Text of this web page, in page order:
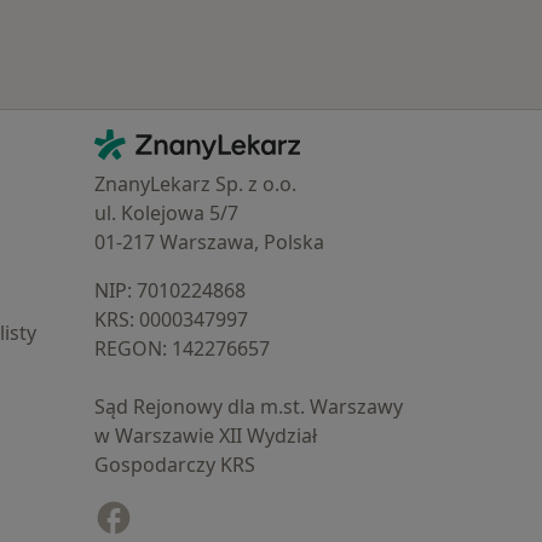
Kontakt
ZnanyLekarz - Strona główna
ZnanyLekarz Sp. z o.o.
ul. Kolejowa 5/7
01-217 Warszawa, Polska
NIP: ⁠7010224868
KRS: ⁠0000347997
REGON: ⁠142276657
Sąd Rejonowy dla m.st. Warszawy
w Warszawie XII Wydział
Gospodarczy KRS